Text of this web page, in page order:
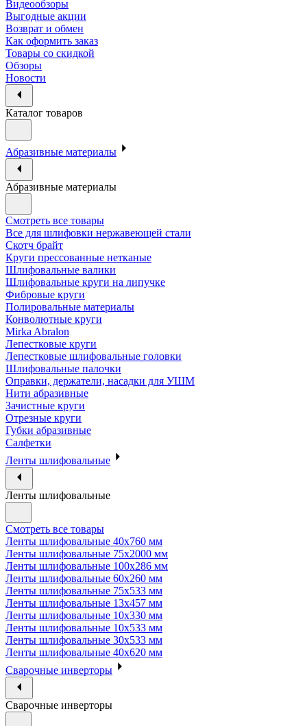
Видеообзоры
Выгодные акции
Возврат и обмен
Как оформить заказ
Товары со скидкой
Обзоры
Новости
Каталог товаров
Абразивные материалы
Абразивные материалы
Смотреть все товары
Все для шлифовки нержавеющей стали
Скотч брайт
Круги прессованные нетканые
Шлифовальные валики
Шлифовальные круги на липучке
Фибровые круги
Полировальные материалы
Конволютные круги
Mirka Abralon
Лепестковые круги
Лепестковые шлифовальные головки
Шлифовальные палочки
Оправки, держатели, насадки для УШМ
Нити абразивные
Зачистные круги
Отрезные круги
Губки абразивные
Салфетки
Ленты шлифовальные
Ленты шлифовальные
Смотреть все товары
Ленты шлифовальные 40х760 мм
Ленты шлифовальные 75х2000 мм
Ленты шлифовальные 100х286 мм
Ленты шлифовальные 60х260 мм
Ленты шлифовальные 75х533 мм
Ленты шлифовальные 13х457 мм
Ленты шлифовальные 10х330 мм
Ленты шлифовальные 10х533 мм
Ленты шлифовальные 30х533 мм
Ленты шлифовальные 40х620 мм
Сварочные инверторы
Сварочные инверторы